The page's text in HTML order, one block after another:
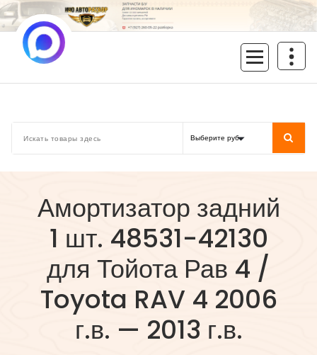
Перейти
к
содержимому
Амортизатор задний
1 шт. 48531-42130
для Тойота Рав 4 /
Toyota RAV 4 2006
г.в. — 2013 г.в.